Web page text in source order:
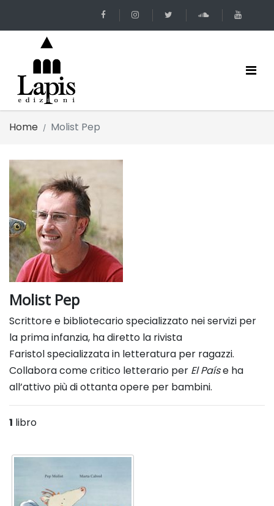
Home Molist Pep
Molist Pep
Scrittore e bibliotecario specializzato neiservizi per
la prima infanzia, ha diretto la rivista
Faristolspecializzata in letteratura per ragazzi.
Collabora comecritico letterario per El Paíse ha
all’attivo più di ottantaopere per bambini.
1 libro